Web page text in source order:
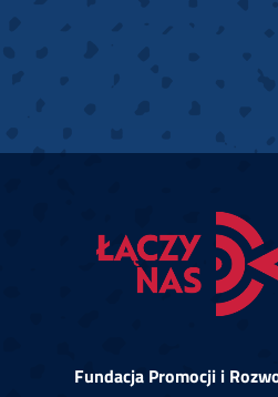
Fundacja Promocji i